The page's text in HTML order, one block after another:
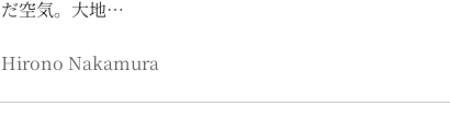
だ空気。大地…
Hirono Nakamura